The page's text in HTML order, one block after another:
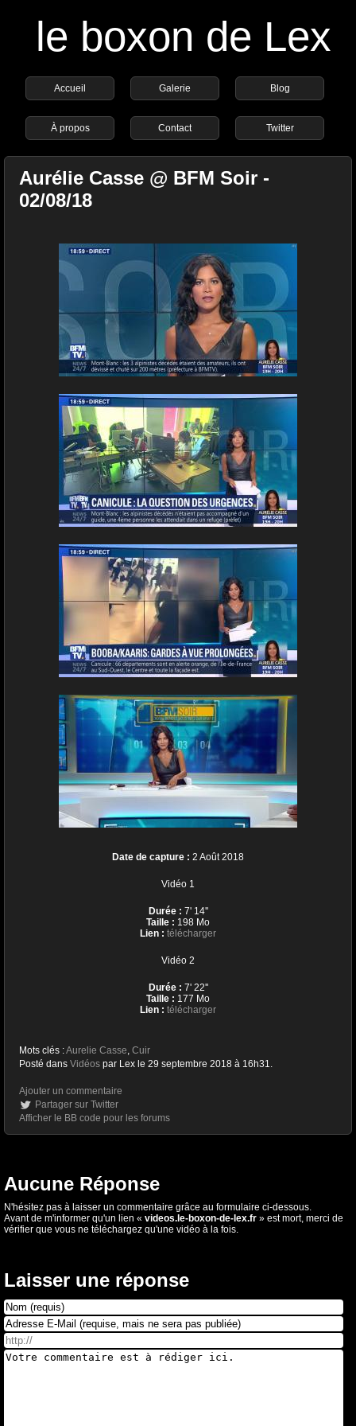
le boxon de Lex
Accueil Galerie Blog
À propos Contact Twitter
Aurélie Casse @ BFM Soir -
02/08/18
Date de capture : 2 Août 2018
Vidéo 1
Durée : 7' 14''
Taille : 198 Mo
Lien : télécharger
Vidéo 2
Durée : 7' 22''
Taille : 177 Mo
Lien : télécharger
Mots clés :Aurelie Casse, Cuir
Posté dans Vidéos par Lex le 29 septembre 2018 à 16h31.
Ajouter un commentaire
Partager sur Twitter
Afficher le BB code pour les forums
Aucune Réponse
N'hésitez pas à laisser un commentaire grâce au formulaire ci-dessous.
Avant de m'informer qu'un lien « videos.le-boxon-de-lex.fr » est mort, merci de
vérifier que vous ne téléchargez qu'une vidéo à la fois.
Laisser une réponse